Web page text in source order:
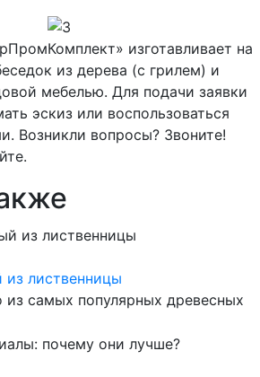
изготавливает на
из дерева (с грилем) и
мебелью. Для подачи заявки
эскиз или воспользоваться
Возникли вопросы? Звоните!
лиственницы
из самых популярных древесных